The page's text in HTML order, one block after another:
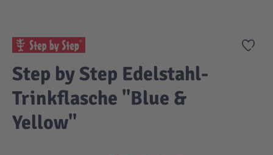
Zur
Step by Step Edelstahl-
Trinkflasche "Blue &
Yellow"